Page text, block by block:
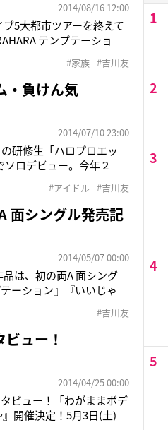
2014/08/16 12:00
5大都市ツアーを終えて
テンプテーショ
#家族 #吉川友
・負けん気
2014/07/10 23:00
研修生「ハロプロエッ
ロデビュー。今年２
川：今回きっかが勝手に
#アイドル #吉川友
面シングル発売記
2014/05/07 00:00
は、初の両A 面シング
ーション』『いいじゃ
メント＞「きっかです！
#吉川友
ュー！
2014/04/25 00:00
ビュー！「わがままボデ
開催決定！5月3日(土)